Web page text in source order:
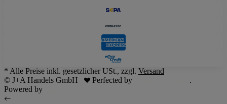
* Alle Preise inkl. gesetzlicher USt., zzgl. Versand
© J+A Handels GmbH
Perfected by
.
Powered by